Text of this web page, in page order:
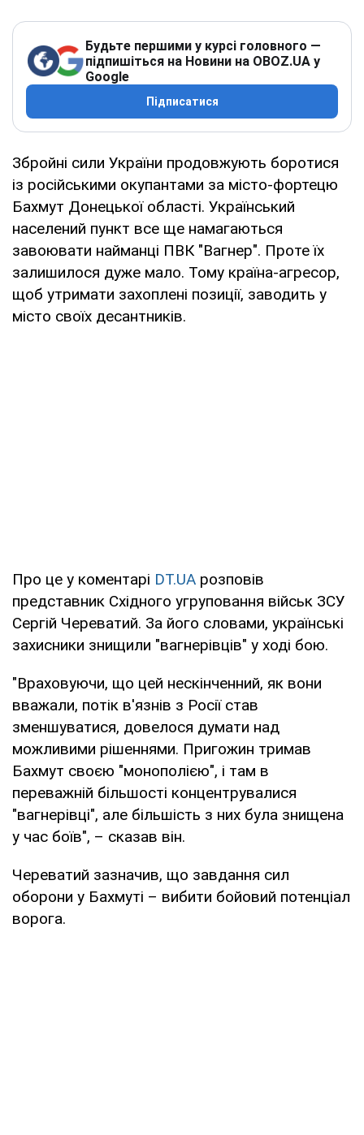
Будьте першими у курсі головного —
підпишіться на Новини на OBOZ.UA у
Google
Підписатися
Збройні сили України продовжують боротися
із російськими окупантами за місто-фортецю
Бахмут Донецької області. Український
населений пункт все ще намагаються
завоювати найманці ПВК "Вагнер". Проте їх
залишилося дуже мало. Тому країна-агресор,
щоб утримати захоплені позиції, заводить у
місто своїх десантників.
Про це у коментарі DT.UA розповів
представник Східного угруповання військ ЗСУ
Сергій Череватий. За його словами, українські
захисники знищили "вагнерівців" у ході бою.
"Враховуючи, що цей нескінченний, як вони
вважали, потік в'язнів з Росії став
зменшуватися, довелося думати над
можливими рішеннями. Пригожин тримав
Бахмут своєю "монополією", і там в
переважній більшості концентрувалися
"вагнерівці", але більшість з них була знищена
у час боїв", – сказав він.
Череватий зазначив, що завдання сил
оборони у Бахмуті – вибити бойовий потенціал
ворога.